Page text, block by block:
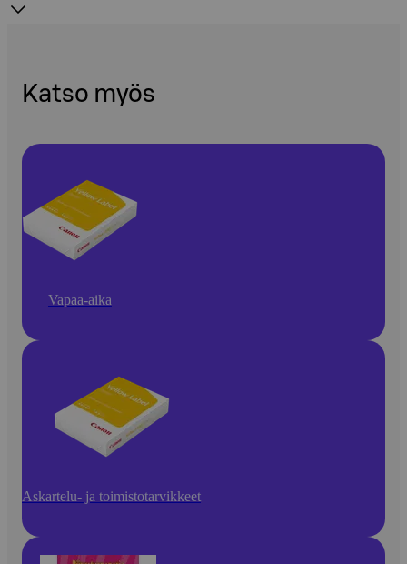
Katso myös
Vapaa-aika
Askartelu- ja toimistotarvikkeet